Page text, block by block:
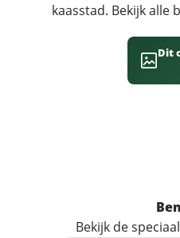
kaasstad. Bekijk alle
Dit
Bekijk de